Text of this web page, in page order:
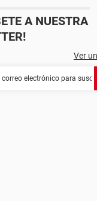
A NUESTRA
Ver